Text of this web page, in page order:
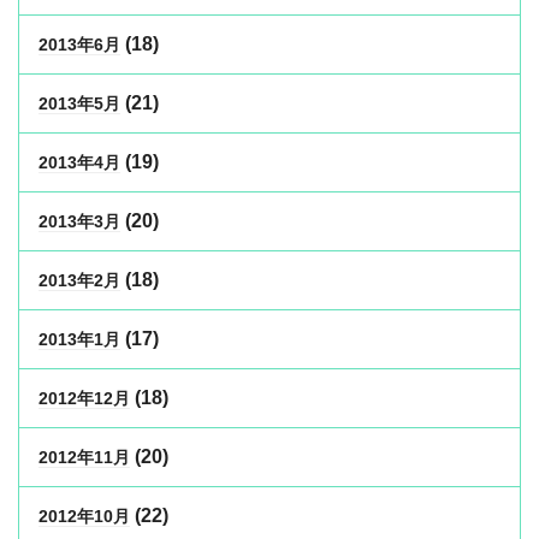
2013年6月 (18)
2013年5月 (21)
2013年4月 (19)
2013年3月 (20)
2013年2月 (18)
2013年1月 (17)
2012年12月 (18)
2012年11月 (20)
2012年10月 (22)